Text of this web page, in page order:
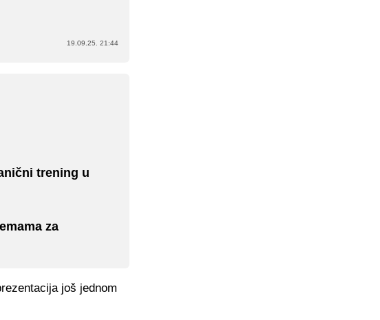
19.09.25. 21:44
trening u
za
još jednom